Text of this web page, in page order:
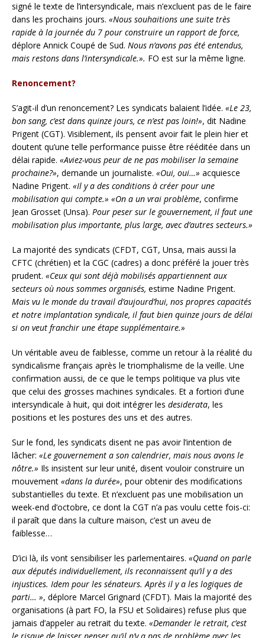
signé le texte de l’intersyndicale, mais n’excluent pas de le faire
dans les prochains jours. «Nous souhaitions une suite très
rapide à la journée du 7 pour construire un rapport de force,
déplore Annick Coupé de Sud. Nous n’avons pas été entendus,
mais restons dans l’intersyndicale.». FO est sur la même ligne.
Renoncement?
S’agit-il d’un renoncement? Les syndicats balaient l’idée. «Le 23,
bon sang, c’est dans quinze jours, ce n’est pas loin!», dit Nadine
Prigent (CGT). Visiblement, ils pensent avoir fait le plein hier et
doutent qu’une telle performance puisse être rééditée dans un
délai rapide. «Aviez-vous peur de ne pas mobiliser la semaine
prochaine?», demande un journaliste. «Oui, oui…» acquiesce
Nadine Prigent. «Il y a des conditions à créer pour une
mobilisation qui compte.» «On a un vrai problème, confirme
Jean Grosset (Unsa). Pour peser sur le gouvernement, il faut une
mobilisation plus importante, plus large, avec d’autres secteurs.»
La majorité des syndicats (CFDT, CGT, Unsa, mais aussi la
CFTC (chrétien) et la CGC (cadres) a donc préféré la jouer très
prudent. «Ceux qui sont déjà mobilisés appartiennent aux
secteurs où nous sommes organisés, estime Nadine Prigent.
Mais vu le monde du travail d’aujourd’hui, nos propres capacités
et notre implantation syndicale, il faut bien quinze jours de délai
si on veut franchir une étape supplémentaire.»
Un véritable aveu de faiblesse, comme un retour à la réalité du
syndicalisme français après le triomphalisme de la veille. Une
confirmation aussi, de ce que le temps politique va plus vite
que celui des grosses machines syndicales. Et a fortiori d’une
intersyndicale à huit, qui doit intégrer les desiderata, les
positions et les postures des uns et des autres.
Sur le fond, les syndicats disent ne pas avoir l’intention de
lâcher: «Le gouvernement a son calendrier, mais nous avons le
nôtre.» Ils insistent sur leur unité, disent vouloir construire un
mouvement «dans la durée», pour obtenir des modifications
substantielles du texte. Et n’excluent pas une mobilisation un
week-end d’octobre, ce dont la CGT n’a pas voulu cette fois-ci:
il paraît que dans la culture maison, c’est un aveu de
faiblesse…
D’ici là, ils vont sensibiliser les parlementaires. «Quand on parle
aux députés individuellement, ils reconnaissent qu’il y a des
injustices. Idem pour les sénateurs. Après il y a les logiques de
parti… », déplore Marcel Grignard (CFDT). Mais la majorité des
organisations (à part FO, la FSU et Solidaires) refuse plus que
jamais d’appeler au retrait du texte. «Demander le retrait, c’est